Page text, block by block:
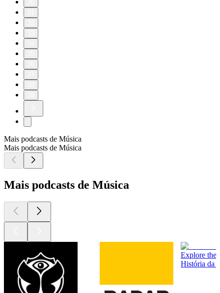
Mais podcasts de Música
Mais podcasts de Música
Mais podcasts de Música
Explore the
História da